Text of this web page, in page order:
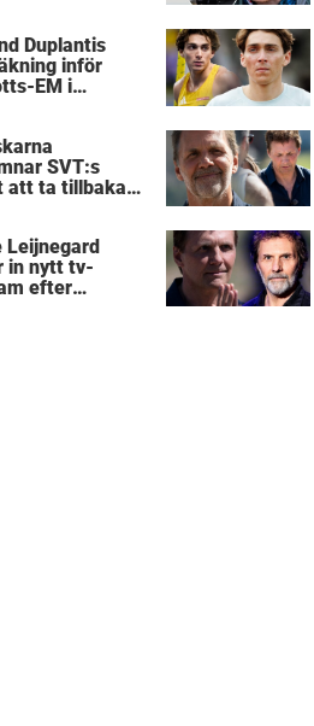
Duplantis
inför
EM i
SVT:s
att ta tillbaka
Leijnegard
in nytt tv-
efter